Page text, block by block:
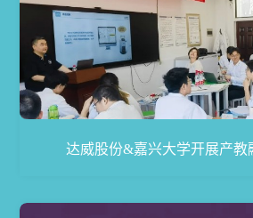
达威股份&嘉兴大学开展产教